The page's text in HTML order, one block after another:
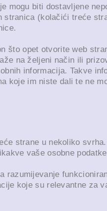
mogu biti dostavljene
(kolačići treće
opet otvorite web
na željeni način ili
informacija. Takve
koje im niste dali te ne
strane u nekoliko
vaše osobne
koje su relevantne za